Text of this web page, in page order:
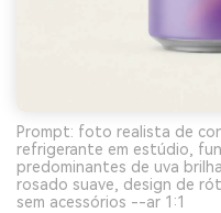
Prompt: foto realista de
refrigerante em estúdio,
predominantes de uva
rosado suave, design de
sem acessórios --ar 1:1